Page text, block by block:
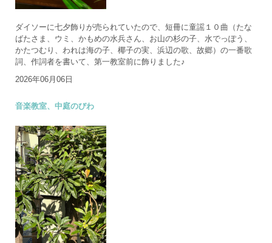
ダイソーに七夕飾りが売られていたので、短冊に童謡１０曲（たな
ばたさま、ウミ、かもめの水兵さん、お山の杉の子、水でっぽう、
かたつむり、われは海の子、椰子の実、浜辺の歌、故郷）の一番歌
詞、作詞者を書いて、第一教室前に飾りました♪
2026年06月06日
音楽教室、中庭のびわ